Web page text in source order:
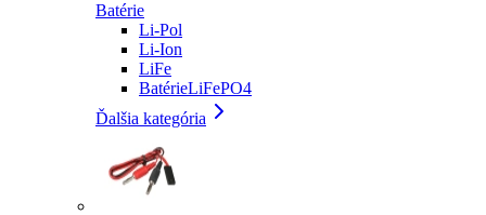
Batérie
Li-Pol
Li-Ion
LiFe
BatérieLiFePO4
Ďalšia kategória